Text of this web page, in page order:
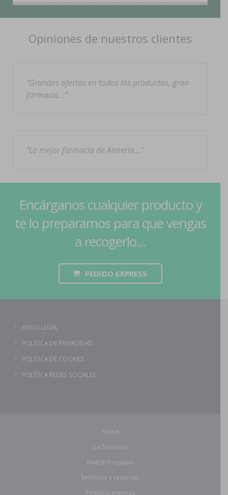
Opiniones de nuestros clientes
Grandes ofertas en todos los productos, gran
farmacia…
La mejor farmacia de Almería…
Encárganos cualquier producto y
te lo preparamos para que vengas
a recogerlo...
PEDIDO EXPRESS
AVISO LEGAL
POLÍTICA DE PRIVACIDAD
POLÍTICA DE COOKIES
POLÍTICA REDES SOCIALES
Home
La farmacia
Nuestro equipo
Servicios y reservas
Pedidos express